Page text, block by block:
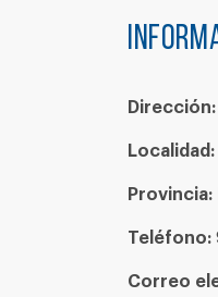
Dirección:
Localidad:
Provincia:
Teléfono:
Correo